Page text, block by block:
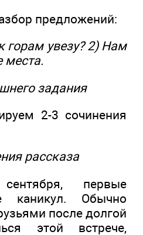
предложений:
горам увезу? 2) Нам
места.
задания
2-3 сочинения
рассказа
первые
каникул. Обычно
после долгой
этой встрече,